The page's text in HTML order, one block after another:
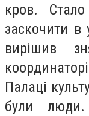
кров.
заскочити в
вирішив
Палаці
були